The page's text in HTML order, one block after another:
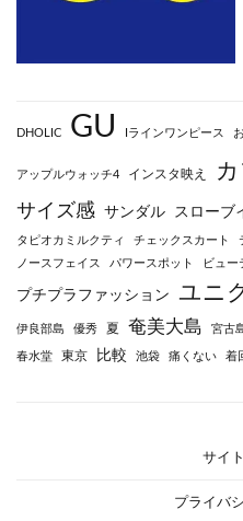
DHOLIC GU Iラインワンピース
アップルウォッチ4 インスタ映え
サイズ感 サンダル スローブ
タピオカミルクティ チェックスカート
ノースフェイス
パワースポット ビュー
プチプラファッション ユニ
伊良部島 優秀 夏 奄美大島 宮古
春水堂 東京 比較 池袋 痛くない 着
サイ
プライバ